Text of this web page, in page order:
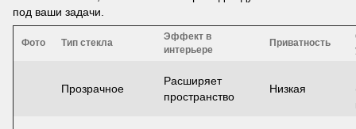
под ваши задачи.
Фото Тип стекла
Эффект в
интерьере
Приватность
Прозрачное
Расширяет
пространство
Низкая